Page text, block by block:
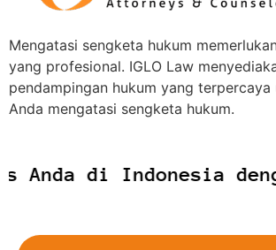
Mengatasi sengketa hukum
yang profesional. IGLO Law
pendampingan hukum yang terpercaya
Anda mengatasi sengketa hukum.
Anda di Indonesia